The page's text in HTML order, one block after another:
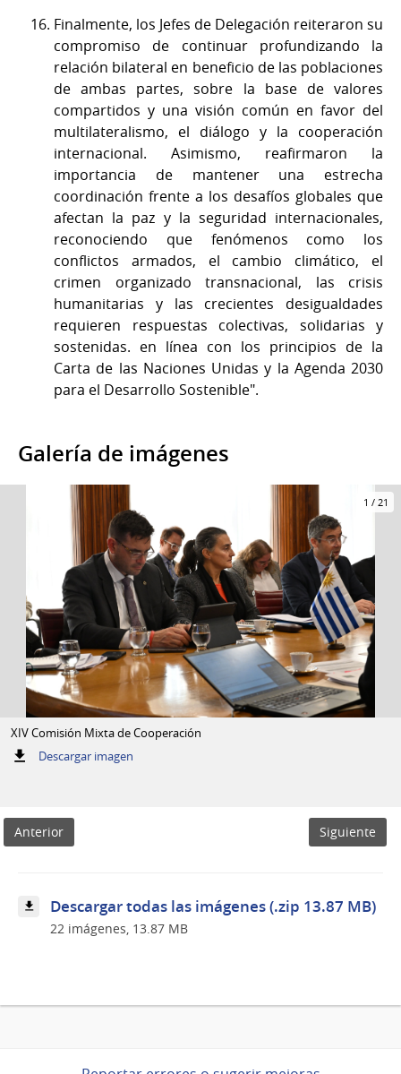
Finalmente, los Jefes de Delegación reiteraron su
compromiso de continuar profundizando la
relación bilateral en beneficio de las poblaciones
de ambas partes, sobre la base de valores
compartidos y una visión común en favor del
multilateralismo, el diálogo y la cooperación
internacional. Asimismo, reafirmaron la
importancia de mantener una estrecha
coordinación frente a los desafíos globales que
afectan la paz y la seguridad internacionales,
reconociendo que fenómenos como los
conflictos armados, el cambio climático, el
crimen organizado transnacional, las crisis
humanitarias y las crecientes desigualdades
requieren respuestas colectivas, solidarias y
sostenidas. en línea con los principios de la
Carta de las Naciones Unidas y la Agenda 2030
para el Desarrollo Sostenible".
Galería de imágenes
1 / 21
XIV Comisión Mixta de Cooperación
Descargar imagen:
Anterior Siguiente
Descargar todas las imágenes (.zip 13.87 MB)
22 imágenes, 13.87 MB